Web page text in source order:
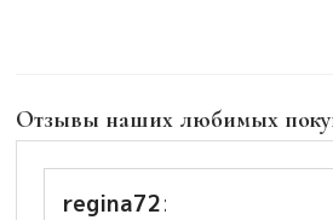
Отзывы наших любимых
regina72: